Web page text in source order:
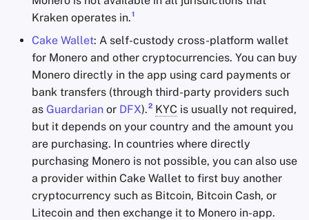
Kraken operates in.1
Cake Wallet: A self-custody cross-platform wallet
for Monero and other cryptocurrencies. You can buy
Monero directly in the app using card payments or
bank transfers (through third-party providers such
as Guardarian or DFX).2 KYC is usually not required,
but it depends on your country and the amount you
are purchasing. In countries where directly
purchasing Monero is not possible, you can also use
a provider within Cake Wallet to first buy another
cryptocurrency such as Bitcoin, Bitcoin Cash, or
Litecoin and then exchange it to Monero in-app.